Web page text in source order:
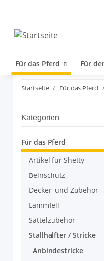
Für das Pferd Für
Startseite Für das Pferd
Kategorien
Für das Pferd
Artikel für Shetty
Beinschutz
Decken und Zubehör
Lammfell
Sattelzubehör
Stallhalfter / Stricke
Anbindestricke